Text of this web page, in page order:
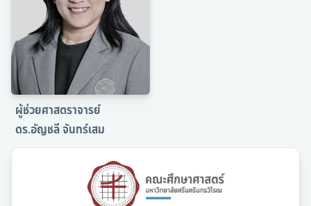
ติดต่อเรา
ระบบสารสนเทศ
ผู้ช่วยศาสตราจารย์
ดร.อัญชลี จันทร์เสม